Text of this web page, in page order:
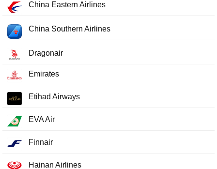
China Eastern Airlines
China Southern Airlines
Dragonair
Emirates
Etihad Airways
EVA Air
Finnair
Hainan Airlines